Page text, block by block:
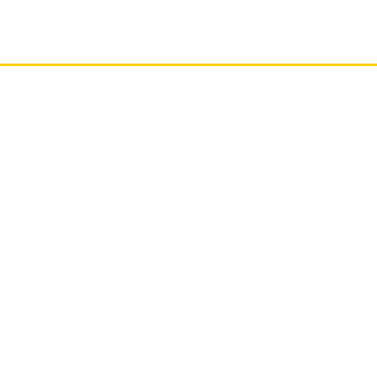
使用擁有
UI 5.1.1
RAM／
置
無線電力